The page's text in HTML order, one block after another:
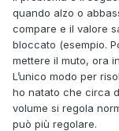
quando alzo o
compare e il valore
bloccato (esempio.
mettere il muto, ora
L’unico modo per
ho natato che circa
volume si regola
può più regolare.